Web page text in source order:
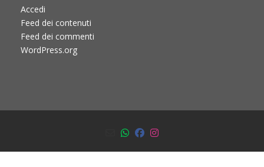
Accedi
Feed dei contenuti
Feed dei commenti
WordPress.org